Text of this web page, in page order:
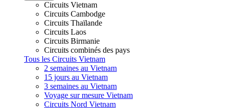
Circuits Vietnam
Circuits Cambodge
Circuits Thaïlande
Circuits Laos
Circuits Birmanie
Circuits combinés des pays
Tous les Circuits Vietnam
2 semaines au Vietnam
15 jours au Vietnam
3 semaines au Vietnam
Voyage sur mesure Vietnam
Circuits Nord Vietnam